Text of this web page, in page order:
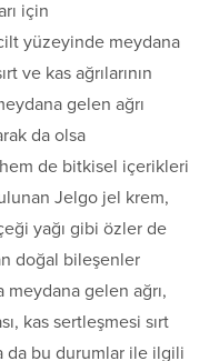
için
yüzeyinde meydana
ve kas ağrılarının
gelen ağrı
da olsa
de bitkisel içerikleri
Jelgo jel krem,
yağı gibi özler de
doğal bileşenler
gelen ağrı,
kas sertleşmesi sırt
da bu durumlar ile ilgili